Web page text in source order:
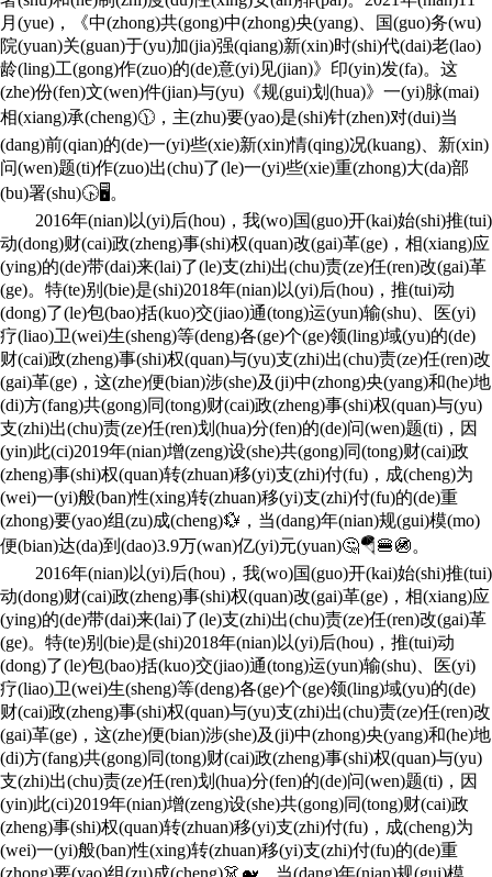
月(yue)，《中(zhong)共(gong)中(zhong)央(yang)、国(guo)务(wu)
院(yuan)关(guan)于(yu)加(jia)强(qiang)新(xin)时(shi)代(dai)老(lao)
龄(ling)工(gong)作(zuo)的(de)意(yi)见(jian)》印(yin)发(fa)。这
(zhe)份(fen)文(wen)件(jian)与(yu)《规(gui)划(hua)》一(yi)脉(mai)
相(xiang)承(cheng)🕦，主(zhu)要(yao)是(shi)针(zhen)对(dui)当
(dang)前(qian)的(de)一(yi)些(xie)新(xin)情(qing)况(kuang)、新(xin)
问(wen)题(ti)作(zuo)出(chu)了(le)一(yi)些(xie)重(zhong)大(da)部
(bu)署(shu)🕟🖥。
2016年(nian)以(yi)后(hou)，我(wo)国(guo)开(kai)始(shi)推(tui)
动(dong)财(cai)政(zheng)事(shi)权(quan)改(gai)革(ge)，相(xiang)应
(ying)的(de)带(dai)来(lai)了(le)支(zhi)出(chu)责(ze)任(ren)改(gai)革
(ge)。特(te)别(bie)是(shi)2018年(nian)以(yi)后(hou)，推(tui)动
(dong)了(le)包(bao)括(kuo)交(jiao)通(tong)运(yun)输(shu)、医(yi)
疗(liao)卫(wei)生(sheng)等(deng)各(ge)个(ge)领(ling)域(yu)的(de)
财(cai)政(zheng)事(shi)权(quan)与(yu)支(zhi)出(chu)责(ze)任(ren)改
(gai)革(ge)，这(zhe)便(bian)涉(she)及(ji)中(zhong)央(yang)和(he)地
(di)方(fang)共(gong)同(tong)财(cai)政(zheng)事(shi)权(quan)与(yu)
支(zhi)出(chu)责(ze)任(ren)划(hua)分(fen)的(de)问(wen)题(ti)，因
(yin)此(ci)2019年(nian)增(zeng)设(she)共(gong)同(tong)财(cai)政
(zheng)事(shi)权(quan)转(zhuan)移(yi)支(zhi)付(fu)，成(cheng)为
(wei)一(yi)般(ban)性(xing)转(zhuan)移(yi)支(zhi)付(fu)的(de)重
(zhong)要(yao)组(zu)成(cheng)💱，当(dang)年(nian)规(gui)模(mo)
便(bian)达(da)到(dao)3.9万(wan)亿(yi)元(yuan)🤔🪂🍔🚳。
2016年(nian)以(yi)后(hou)，我(wo)国(guo)开(kai)始(shi)推(tui)
动(dong)财(cai)政(zheng)事(shi)权(quan)改(gai)革(ge)，相(xiang)应
(ying)的(de)带(dai)来(lai)了(le)支(zhi)出(chu)责(ze)任(ren)改(gai)革
(ge)。特(te)别(bie)是(shi)2018年(nian)以(yi)后(hou)，推(tui)动
(dong)了(le)包(bao)括(kuo)交(jiao)通(tong)运(yun)输(shu)、医(yi)
疗(liao)卫(wei)生(sheng)等(deng)各(ge)个(ge)领(ling)域(yu)的(de)
财(cai)政(zheng)事(shi)权(quan)与(yu)支(zhi)出(chu)责(ze)任(ren)改
(gai)革(ge)，这(zhe)便(bian)涉(she)及(ji)中(zhong)央(yang)和(he)地
(di)方(fang)共(gong)同(tong)财(cai)政(zheng)事(shi)权(quan)与(yu)
支(zhi)出(chu)责(ze)任(ren)划(hua)分(fen)的(de)问(wen)题(ti)，因
(yin)此(ci)2019年(nian)增(zeng)设(she)共(gong)同(tong)财(cai)政
(zheng)事(shi)权(quan)转(zhuan)移(yi)支(zhi)付(fu)，成(cheng)为
(wei)一(yi)般(ban)性(xing)转(zhuan)移(yi)支(zhi)付(fu)的(de)重
(zhong)要(yao)组(zu)成(cheng)👗🐋，当(dang)年(nian)规(gui)模